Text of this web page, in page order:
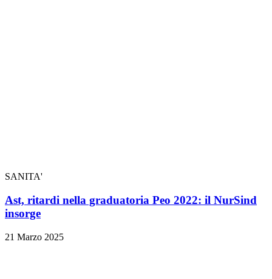
SANITA'
Ast, ritardi nella graduatoria Peo 2022: il NurSind
insorge
21 Marzo 2025